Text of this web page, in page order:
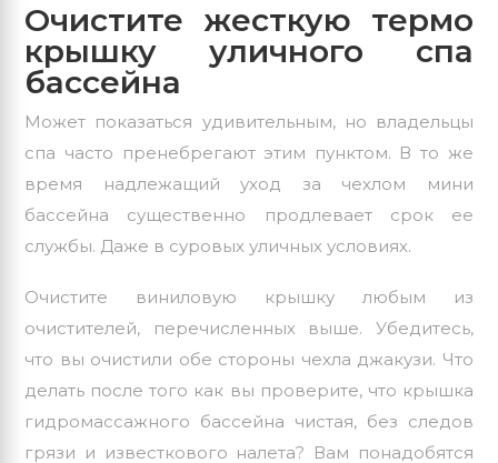
Очистите жесткую термо
крышку уличного спа
бассейна
Может показаться удивительным, но владельцы
спа часто пренебрегают этим пунктом. В то же
время надлежащий уход за чехлом мини
бассейна существенно продлевает срок ее
службы. Даже в суровых уличных условиях.
Очистите виниловую крышку любым из
очистителей, перечисленных выше. Убедитесь,
что вы очистили обе стороны чехла джакузи. Что
делать после того как вы проверите, что крышка
гидромассажного бассейна чистая, без следов
грязи и известкового налета? Вам понадобятся